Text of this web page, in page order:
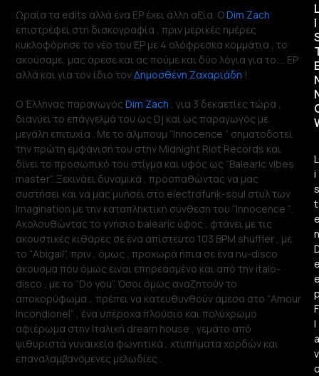
Ωραία τα edits αλλά ένα EP έχει άλλη αξία. ΟDim Zach
επιστρέφει στη δισκογραφία , πριν μερικές ημέρες
κυκλοφόρησε το νέο του EP με 4 ολόφρεσκα κομμάτια , το
ακούσαμε, μας άρεσε και ας πούμε και δύο λόγια για το…. ΕΡ
αλλά και για τον ίδιο τονΔημοσθένη Ζαχαριάδη !
Ο Έλληνας παραγωγόςDim Zach , για 3 δεκαετίες τώρα ,
διανύει το επάγγελμά του ως Dj και ως παραγωγός με
μεγάλη επιτυχία . Με το άλμπουμ “Innocence ” σηματοδοτεί
την πρώτη εμφάνισή του στην Midnight Riot Records και
δίνει το προσωπικό του στίγμα και υφός ως “Balearic vibes
master”. Ξεκινάει δυναμικά , προσπαθώντας να μας
συστήσει και να μας μυήσει στο electrofunk-soul στυλ των
Imagination με την καταπληκτική σύνθεση του “Innocence “.
Ακολουθώντας το γνήσιο balearic ύφος , φτάνει με τις
ακουστικές κιθάρες σε ένα απίστευτο 103 BPM shuffler , με
το “Abigail”, πριν , όμως , προχωρά ήπια σε ένα nu-disco
άκουσμα που όμως ειναι επηρεασμένο και από την italo-
disco , με το “Do you”. Όσοι όμως αναζητούν το
αποκορύφωμα .. πρέπει να κατευθυνθούν άμεσα στο “Amour
Incondionel” , ένα υπέροχα πλούσιο και πολύχρωμο
αφιέρωμα στην Ιταλική dream house , γεμάτο από
ψιθυριστά γυναικεία φωνητικά , χτυπήματα χορδών και
επαναλαμβανόμενες μελωδίες .
I
L
i
s
t
n
F
l
a
v